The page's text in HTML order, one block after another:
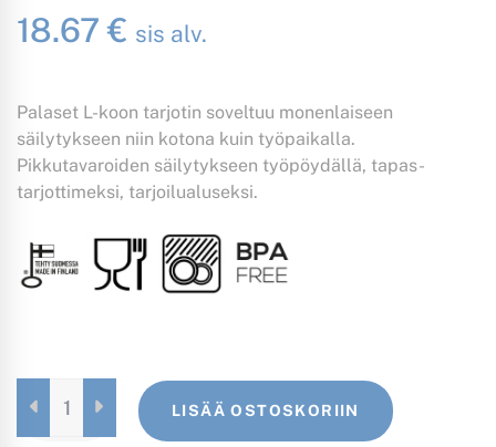
18.67€ sis alv.
Palaset L-koon tarjotin soveltuu monenlaiseen
säilytykseen niin kotona kuin työpaikalla.
Pikkutavaroiden säilytykseen työpöydällä, tapas-
tarjottimeksi, tarjoilualuseksi.
MUSTA
LISÄÄ OSTOSKORIIN